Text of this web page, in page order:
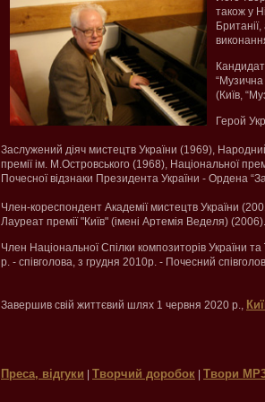
також у
“Музична
(Київ,
Герой
Заслужений діяч мистецтв України (1969),
премії ім. М.Островського (1968), Національної
Почесної відзнаки Президента України - Ордена “За
Член-кореспондент Академії мистецтв України
Лауреат премії "Київ" (імені Артемія Веделя) (2006).
Член Національної Спілки композиторів України та
р. - співголова, з грудня 2010р. - Почесний
Завершив свій життєвий шлях 1 червня 2020 р.,
Преса, відгуки Творчий доробок Твори